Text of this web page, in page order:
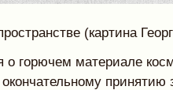
(картина
горючем материале
принятию